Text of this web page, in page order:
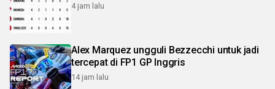
4 jam lalu
Alex Marquez ungguli Bezzecchi untuk jadi
tercepat di FP1 GP Inggris
14 jam lalu